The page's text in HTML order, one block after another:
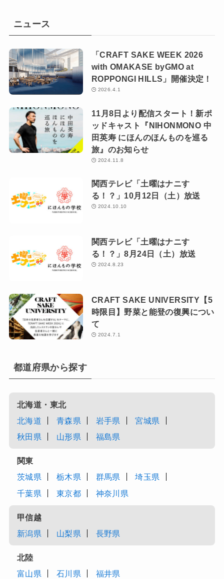
ニュース
「CRAFT SAKE WEEK 2026
with OMAKASE byGMO at
ROPPONGI HILLS」開催決定！
2026.4.1
11月8日より配信スタート！新ポ
ッドキャスト『NIHONMONO 中
田英寿 にほんのほんものを巡る
旅』のお知らせ
2024.11.8
関西テレビ「土曜はナニす
る！？」10月12日（土）放送
2024.10.10
関西テレビ「土曜はナニす
る！？」8月24日（土）放送
2024.8.23
CRAFT SAKE UNIVERSITY【5
時限目】野菜と能登の復興につい
て
2024.7.1
都道府県から探す
北海道・東北
北海道
青森県 岩手県
宮城県
秋田県
山形県 福島県
関東
茨城県
栃木県 群馬県
埼玉県
千葉県
東京都 神奈川県
甲信越
新潟県
山梨県 長野県
北陸
富山県
石川県 福井県